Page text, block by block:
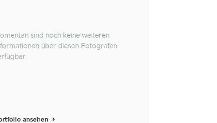
sind noch keine weiteren
über diesen Fotografen
ansehen